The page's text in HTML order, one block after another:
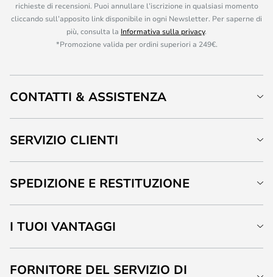
richieste di recensioni. Puoi annullare l’iscrizione in qualsiasi momento
cliccando sull’apposito link disponibile in ogni Newsletter. Per saperne di
più, consulta la Informativa sulla privacy.
*Promozione valida per ordini superiori a 249€.
CONTATTI & ASSISTENZA
SERVIZIO CLIENTI
SPEDIZIONE E RESTITUZIONE
I TUOI VANTAGGI
FORNITORE DEL SERVIZIO DI